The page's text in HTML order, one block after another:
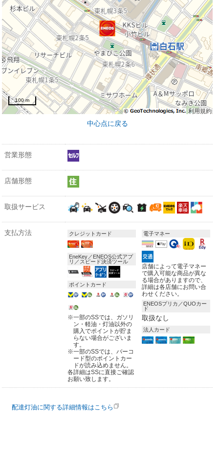
利用規約
100 m
中心点に戻る
営業形態
店舗形態
取扱サービス
支払方法 クレジットカード
EneKey／ENEOS公式アプ
リ／スピード決済ツール
ポイントカード
※一部のSSでは、ガソリ
ン・軽油・灯油以外の
購入でポイントが貯ま
らない場合がございま
す。
※一部のSSでは、バーコ
ード型のポイントカー
ドが読み込めません。
各詳細はSSに直接ご確認
お願い致します。
電子マネー
店舗によって電子マネー
で購入可能な商品が異な
る場合がありますので、
詳細は各店舗にお問い合
わせください。
ENEOSプリカ／QUOカー
ド
取扱なし
法人カード
配達灯油に関する詳細情報はこちら